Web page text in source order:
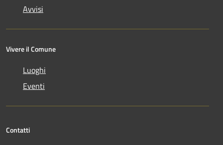
Avvisi
Vivere il Comune
Luoghi
Eventi
Contatti